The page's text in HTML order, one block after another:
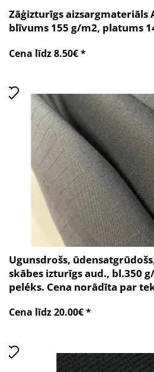
Zāģizturīgs aizsargmateriāls
blīvums 155 g/m2, platums
Cena līdz 8.50€ *
Ugunsdrošs,
skābes izturīgs aud., bl.350
peléks. Cena norādīta par
Cena līdz 20.00€ *